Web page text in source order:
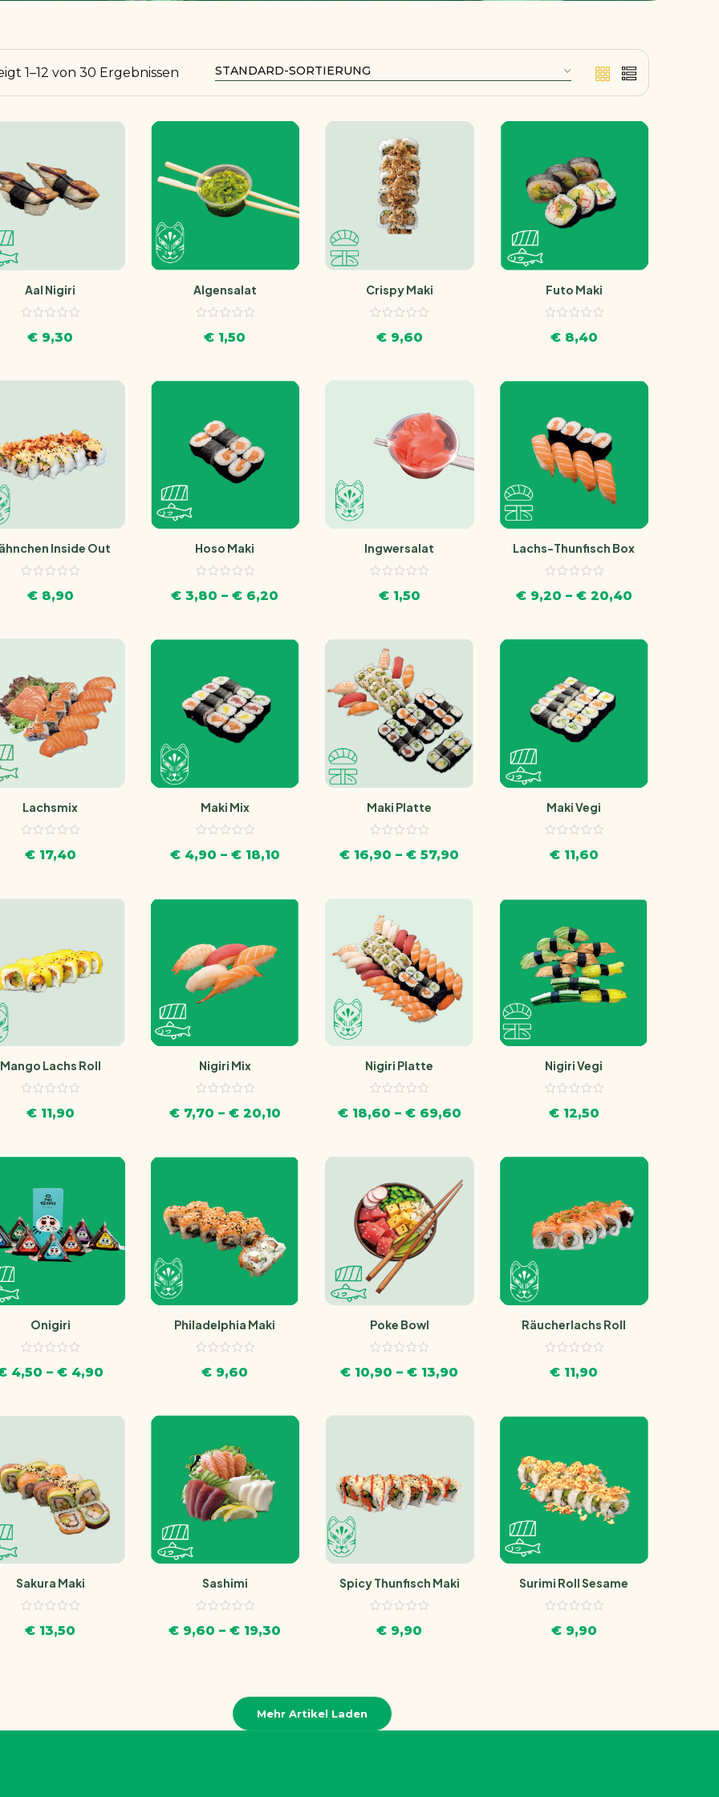
1–12 von 30 Ergebnissen
Aal Nigiri
€ 9,30
Algensalat
€ 1,50
Crispy Maki
€9,60
Futo Maki
€8,40
Inside Out
€8,90
Hoso Maki
€ 3,80 – € 6,20
Ingwersalat
€1,50
Lachs-Thunfisch Box
€9,20 – €20,40
Lachsmix
€17,40
Maki Mix
€4,90 – €18,10
Maki Platte
€ 16,90 – € 57,90
Maki Vegi
€11,60
Mango Lachs Roll
€11,90
Nigiri Mix
€7,70 – €20,10
Nigiri Platte
€18,60 – €69,60
Nigiri Vegi
€12,50
Onigiri
4,50 – € 4,90
Philadelphia Maki
€ 9,60
Poke Bowl
€ 10,90 – € 13,90
Räucherlachs Roll
€ 11,90
Sakura Maki
€ 13,50
Sashimi
€ 9,60 – € 19,30
Spicy Thunfisch Maki
€ 9,90
Surimi Roll Sesame
€9,90
Mehr Artikel Laden